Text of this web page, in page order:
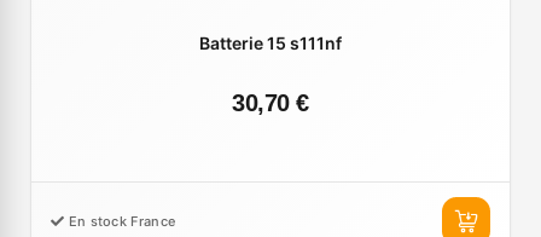
Batterie 15 s111nf
30,70 €
En stock France